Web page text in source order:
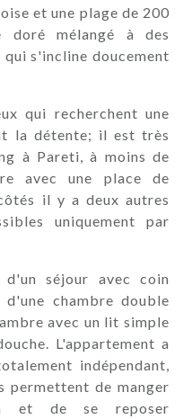
et une plage de 200
doré mélangé à des
s'incline doucement
qui recherchent une
la détente; il est très
à Pareti, à moins de
avec une place de
il y a deux autres
uniquement par
séjour avec coin
chambre double
avec un lit simple
L'appartement a
indépendant,
permettent de manger
et de se reposer